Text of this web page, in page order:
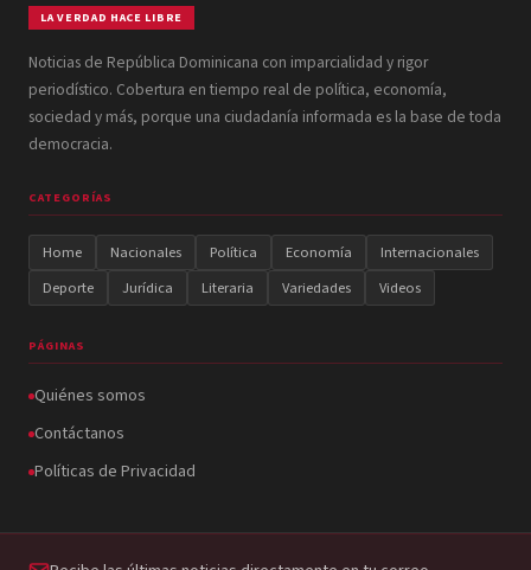
LA VERDAD HACE LIBRE
Noticias de República Dominicana con imparcialidad y rigor
periodístico. Cobertura en tiempo real de política, economía,
sociedad y más, porque una ciudadanía informada es la base de toda
democracia.
CATEGORÍAS
Home Nacionales Política Economía
Internacionales
Deporte
Jurídica Literaria Variedades Videos
PÁGINAS
Quiénes somos
Contáctanos
Políticas de Privacidad